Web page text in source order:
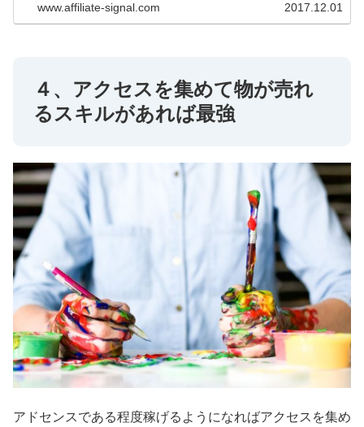
www.affiliate-signal.com 2017.12.01
４、アクセスを集めて物が売れ
るスキルがあれば最強
アドセンスである程度稼げるようになればアクセスを集め